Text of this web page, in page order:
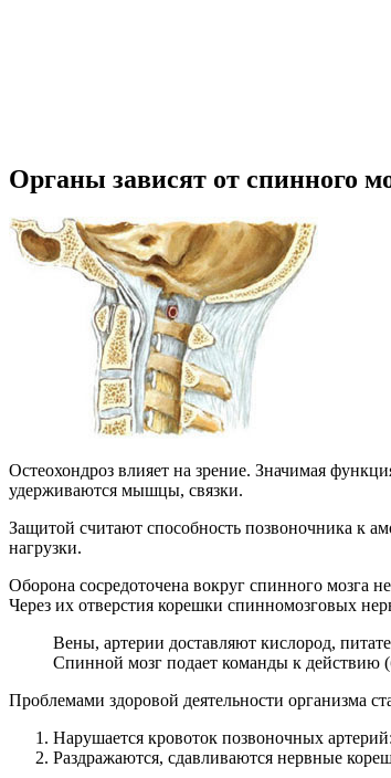
Органы зависят от спинного
Остеохондроз влияет на зрение. Значимая
удерживаются мышцы, связки.
Защитой считают способность позвоночника к
нагрузки.
Оборона сосредоточена вокруг спинного мозга
Через их отверстия корешки спинномозговых
Вены, артерии доставляют кислород,
Спинной мозг подает команды к действию
Проблемами здоровой деятельности организма
Нарушается кровоток позвоночных
Раздражаются, сдавливаются нервные